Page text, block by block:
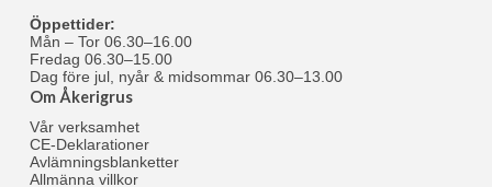
Öppettider:
Mån – Tor 06.30–16.00
Fredag 06.30–15.00
Dag före jul, nyår & midsommar 06.30–13.00
Om Åkerigrus
Vår verksamhet
CE-Deklarationer
Avlämningsblanketter
Allmänna villkor